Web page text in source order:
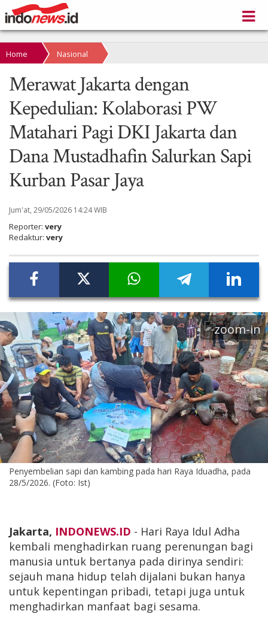
Home Nasional
Merawat Jakarta dengan
Kepedulian: Kolaborasi PW
Matahari Pagi DKI Jakarta dan
Dana Mustadhafin Salurkan Sapi
Kurban Pasar Jaya
Jum'at, 29/05/2026 14:24 WIB
Reporter: very
Redaktur: very
Penyembelian sapi dan kambing pada hari Raya Iduadha, pada
28/5/2026. (Foto: Ist)
Jakarta, INDONEWS.ID - Hari Raya Idul Adha
kembali menghadirkan ruang perenungan bagi
manusia untuk bertanya pada dirinya sendiri:
sejauh mana hidup telah dijalani bukan hanya
untuk kepentingan pribadi, tetapi juga untuk
menghadirkan manfaat bagi sesama.